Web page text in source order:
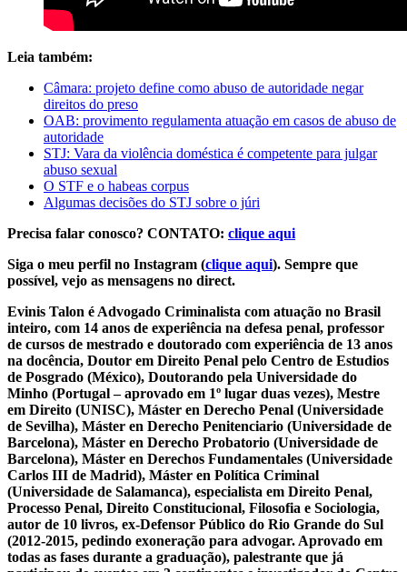
Leia também:
Câmara: projeto define como abuso de autoridade negar
direitos do preso
OAB: provimento regulamenta atuação em casos de abuso de
autoridade
STJ: Vara da violência doméstica é competente para julgar
abuso sexual
O STF e o habeas corpus
Algumas decisões do STJ sobre o júri
Precisa falar conosco? CONTATO: clique aqui
Siga o meu perfil no Instagram (clique aqui). Sempre que
possível, vejo as mensagens no direct.
Evinis Talon é Advogado Criminalista com atuação no Brasil
inteiro, com 14 anos de experiência na defesa penal, professor
de cursos de mestrado e doutorado com experiência de 13 anos
na docência, Doutor em Direito Penal pelo Centro de Estudios
de Posgrado (México), Doutorando pela Universidade do
Minho (Portugal – aprovado em 1º lugar duas vezes), Mestre
em Direito (UNISC), Máster en Derecho Penal (Universidade
de Sevilha), Máster en Derecho Penitenciario (Universidade de
Barcelona), Máster en Derecho Probatorio (Universidade de
Barcelona), Máster en Derechos Fundamentales (Universidade
Carlos III de Madrid), Máster en Política Criminal
(Universidade de Salamanca), especialista em Direito Penal,
Processo Penal, Direito Constitucional, Filosofia e Sociologia,
autor de 10 livros, ex-Defensor Público do Rio Grande do Sul
(2012-2015, pedindo exoneração para advogar. Aprovado em
todas as fases durante a graduação), palestrante que já